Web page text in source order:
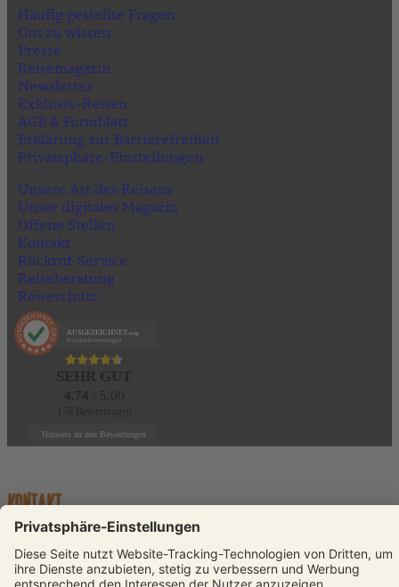
Häufig gestellte Fragen
Gut zu wissen
Presse
Reisemagazin
Newsletter
Exklusiv-Reisen
AGB & Formblatt
Erklärung zur Barrierefreiheit
Privatsphäre-Einstellungen
Unsere Art des Reisens
Unser digitales Magazin
Offene Stellen
Kontakt
Rückruf-Service
Reiseberatung
Reiseschutz
AUSGEZEICHNET .org
Kundenbewertungen
Hinweis zu den Bewertungen
KONTAKT
Telefon: +49 (0)231 589792-0E-Mail: